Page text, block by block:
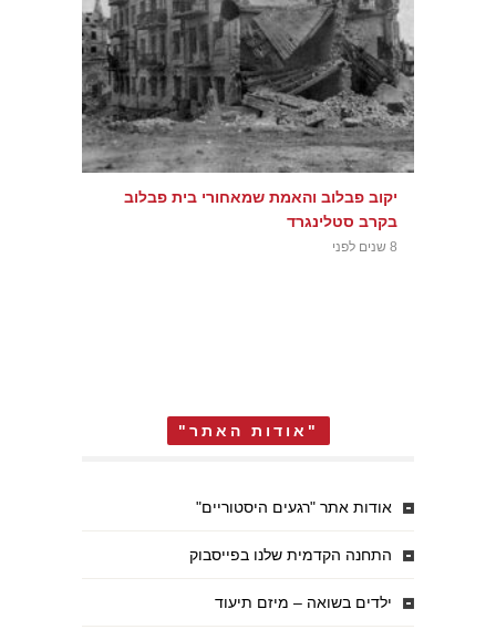
יקוב פבלוב והאמת שמאחורי בית פבלוב
בקרב סטלינגרד
8 שנים לפני
"אודות האתר"
אודות אתר "רגעים היסטוריים"
התחנה הקדמית שלנו בפייסבוק
ילדים בשואה – מיזם תיעוד